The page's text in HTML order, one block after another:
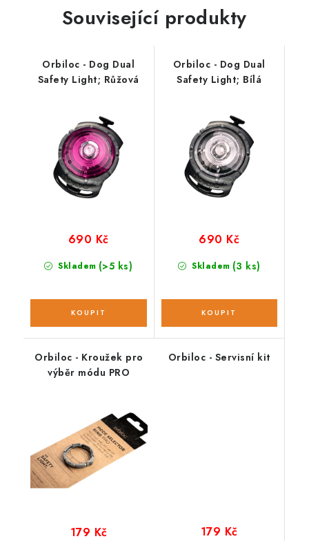
Související produkty
Orbiloc - Dog Dual
Safety Light; Růžová
Skladem (>5 ks)
690 Kč
Orbiloc - Dog Dual
Safety Light; Bílá
Skladem (3 ks)
690 Kč
Orbiloc - Kroužek pro
výběr módu PRO
179 Kč
Orbiloc - Servisní kit
179 Kč